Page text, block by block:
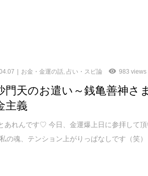
お金・金運の話,占い・スピ論 983 views
門天のお遣い～銭亀善神さ
主義
あれんです♡ 今日、金運爆上日に参拝して
の魂、テンション上がりっぱなしです（笑